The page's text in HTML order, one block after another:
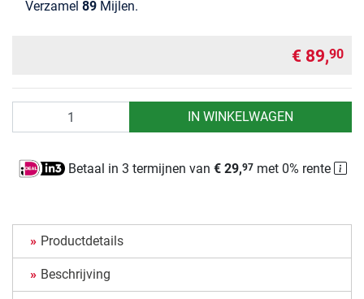
Verzamel 89 Mijlen.
€ 89,90
IN WINKELWAGEN
Betaal in 3 termijnen van € 29,97met 0% rente
Productdetails
Beschrijving